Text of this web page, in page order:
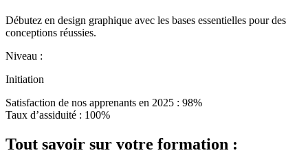
Débutez en design graphique avec les bases essentielles pour des
conceptions réussies.
Niveau :
Initiation
Satisfaction de nos apprenants en 2025 : 98%
Taux d’assiduité : 100%
Tout savoir sur votre formation :